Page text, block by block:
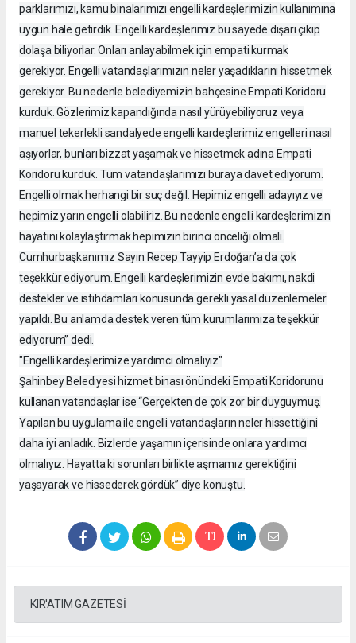
parklarımızı, kamu binalarımızı engelli kardeşlerimizin kullanımına
uygun hale getirdik. Engelli kardeşlerimiz bu sayede dışarı çıkıp
dolaşa biliyorlar. Onları anlayabilmek için empati kurmak
gerekiyor. Engelli vatandaşlarımızın neler yaşadıklarını hissetmek
gerekiyor. Bu nedenle belediyemizin bahçesine Empati Koridoru
kurduk. Gözlerimiz kapandığında nasıl yürüyebiliyoruz veya
manuel tekerlekli sandalyede engelli kardeşlerimiz engelleri nasıl
aşıyorlar, bunları bizzat yaşamak ve hissetmek adına Empati
Koridoru kurduk. Tüm vatandaşlarımızı buraya davet ediyorum.
Engelli olmak herhangi bir suç değil. Hepimiz engelli adayıyız ve
hepimiz yarın engelli olabiliriz. Bu nedenle engelli kardeşlerimizin
hayatını kolaylaştırmak hepimizin birinci önceliği olmalı.
Cumhurbaşkanımız Sayın Recep Tayyip Erdoğan’a da çok
teşekkür ediyorum. Engelli kardeşlerimizin evde bakımı, nakdi
destekler ve istihdamları konusunda gerekli yasal düzenlemeler
yapıldı. Bu anlamda destek veren tüm kurumlarımıza teşekkür
ediyorum” dedi.
"Engelli kardeşlerimize yardımcı olmalıyız"
Şahinbey Belediyesi hizmet binası önündeki Empati Koridorunu
kullanan vatandaşlar ise “Gerçekten de çok zor bir duyguymuş.
Yapılan bu uygulama ile engelli vatandaşların neler hissettiğini
daha iyi anladık. Bizlerde yaşamın içerisinde onlara yardımcı
olmalıyız. Hayatta ki sorunları birlikte aşmamız gerektiğini
yaşayarak ve hissederek gördük” diye konuştu.
KIR'ATIM GAZETESİ